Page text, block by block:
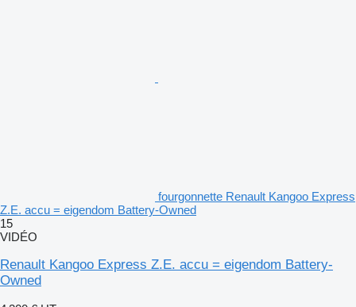
fourgonnette Renault Kangoo Express
Z.E. accu = eigendom Battery-Owned
15
VIDÉO
Renault Kangoo Express Z.E. accu = eigendom Battery-
Owned